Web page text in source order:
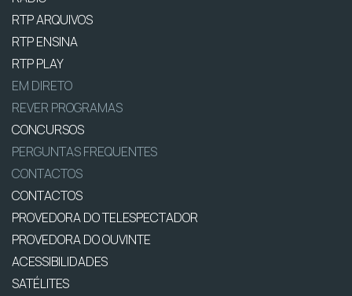
RTP ARQUIVOS
RTP ENSINA
RTP PLAY
EM DIRETO
REVER PROGRAMAS
CONCURSOS
PERGUNTAS FREQUENTES
CONTACTOS
CONTACTOS
PROVEDORA DO TELESPECTADOR
PROVEDORA DO OUVINTE
ACESSIBILIDADES
SATÉLITES